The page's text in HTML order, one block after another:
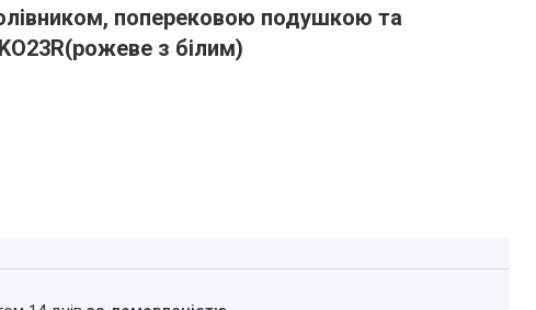
поперековою подушкою та
з білим)